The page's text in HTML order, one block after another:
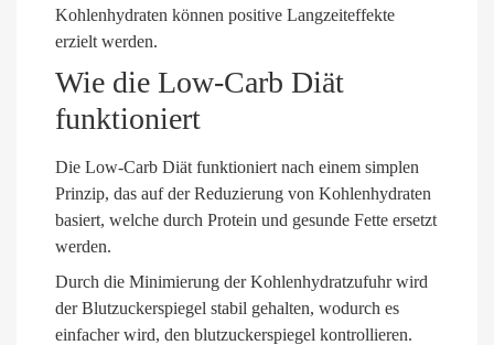
Kohlenhydraten können positive Langzeiteffekte
erzielt werden.
Wie die Low-Carb Diät
funktioniert
Die Low-Carb Diät funktioniert nach einem simplen
Prinzip, das auf der Reduzierung von Kohlenhydraten
basiert, welche durch Protein und gesunde Fette ersetzt
werden.
Durch die Minimierung der Kohlenhydratzufuhr wird
der Blutzuckerspiegel stabil gehalten, wodurch es
einfacher wird, den blutzuckerspiegel kontrollieren.